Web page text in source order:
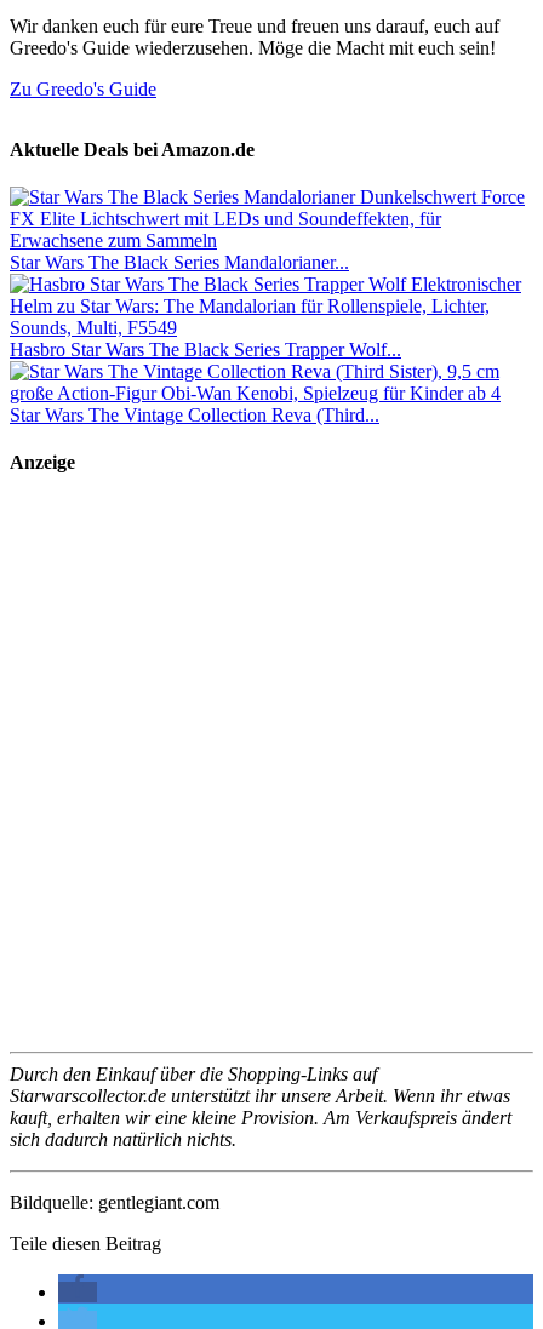
Wir danken euch für eure Treue und freuen uns darauf, euch auf
Greedo's Guide wiederzusehen. Möge die Macht mit euch sein!
Zu Greedo's Guide
Aktuelle Deals bei Amazon.de
Star Wars The Black Series Mandalorianer...
Hasbro Star Wars The Black Series Trapper Wolf...
Star Wars The Vintage Collection Reva (Third...
Anzeige
Durch den Einkauf über die Shopping-Links auf
Starwarscollector.de unterstützt ihr unsere Arbeit. Wenn ihr etwas
kauft, erhalten wir eine kleine Provision. Am Verkaufspreis ändert
sich dadurch natürlich nichts.
Bildquelle: gentlegiant.com
Teile diesen Beitrag